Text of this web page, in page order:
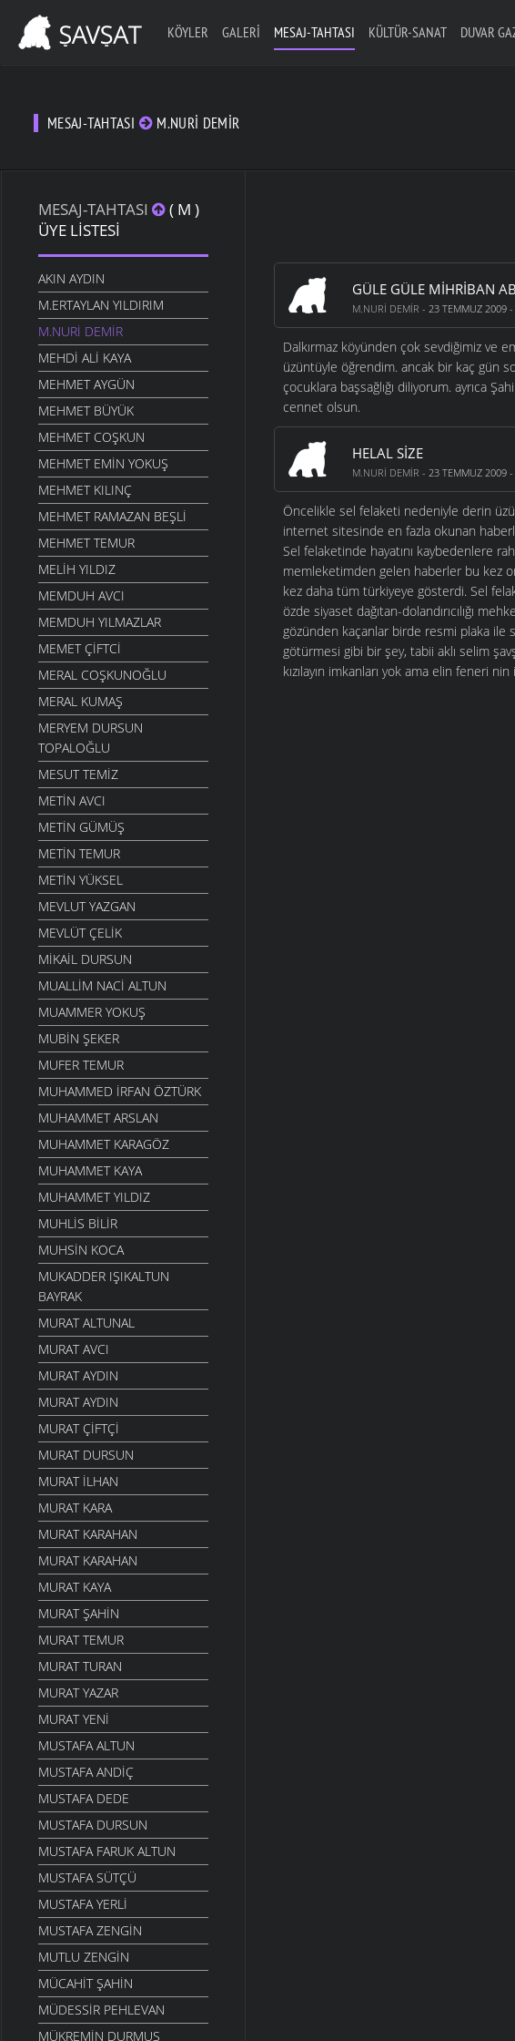
KÖYLER GALERI MESAJ-TAHTASI KÜLTÜR-SANAT DUVAR
MESAJ-TAHTASI M.NURI DEMIR
MESAJ-TAHTASI
( M )
ÜYE LISTESI
AKIN AYDIN
M.ERTAYLAN YILDIRIM
M.NURI DEMIR
MEHDI ALI KAYA
MEHMET AYGÜN
MEHMET BÜYÜK
MEHMET COŞKUN
MEHMET EMIN YOKUŞ
MEHMET KILINÇ
MEHMET RAMAZAN BEŞLI
MEHMET TEMUR
MELIH YILDIZ
MEMDUH AVCI
MEMDUH YILMAZLAR
MEMET ÇIFTCI
MERAL COŞKUNOĞLU
MERAL KUMAŞ
MERYEM DURSUN
TOPALOĞLU
MESUT TEMIZ
METIN AVCI
METIN GÜMÜŞ
METIN TEMUR
METIN YÜKSEL
MEVLUT YAZGAN
MEVLÜT ÇELIK
MIKAIL DURSUN
MUALLIM NACI ALTUN
MUAMMER YOKUŞ
MUBIN ŞEKER
MUFER TEMUR
MUHAMMED İRFAN ÖZTÜRK
MUHAMMET ARSLAN
MUHAMMET KARAGÖZ
MUHAMMET KAYA
MUHAMMET YILDIZ
MUHLIS BILIR
MUHSIN KOCA
MUKADDER IŞIKALTUN
BAYRAK
MURAT ALTUNAL
MURAT AVCI
MURAT AYDIN
MURAT AYDIN
MURAT ÇIFTÇI
MURAT DURSUN
MURAT İLHAN
MURAT KARA
MURAT KARAHAN
MURAT KARAHAN
MURAT KAYA
MURAT ŞAHIN
MURAT TEMUR
MURAT TURAN
MURAT YAZAR
MURAT YENI
MUSTAFA ALTUN
MUSTAFA ANDIÇ
MUSTAFA DEDE
MUSTAFA DURSUN
MUSTAFA FARUK ALTUN
MUSTAFA SÜTÇÜ
MUSTAFA YERLI
MUSTAFA ZENGIN
MUTLU ZENGIN
MÜCAHIT ŞAHIN
MÜDESSIR PEHLEVAN
MÜKREMIN DURMUŞ
GÜLE GÜLE MIHRIBAN
M.NURI DEMIR - 23 TEMMUZ 2009
Dalkırmaz köyünden çok sevdiğimiz ve
üzüntüyle öğrendim. ancak bir kaç gün
çocuklara başsağlığı diliyorum. ayrıca
cennet olsun.
HELAL SIZE
M.NURI DEMIR - 23 TEMMUZ 2009
Öncelikle sel felaketi nedeniyle derin
internet sitesinde en fazla okunan
Sel felaketinde hayatını kaybedenlere
memleketimden gelen haberler bu kez
kez daha tüm türkiyeye gösterdi. Sel
özde siyaset dağıtan-dolandırıcılığı
gözünden kaçanlar birde resmi plaka ile
götürmesi gibi bir şey, tabii aklı selim
kızılayın imkanları yok ama elin feneri